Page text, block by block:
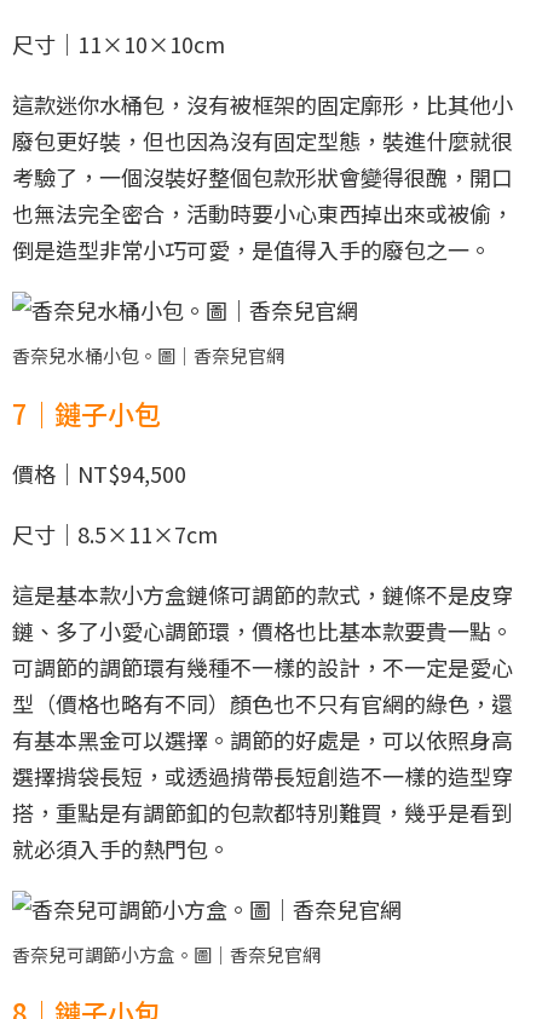
尺寸｜11×10×10cm
這款迷你水桶包，沒有被框架的固定廓形，比其他小
廢包更好裝，但也因為沒有固定型態，裝進什麼就很
考驗了，一個沒裝好整個包款形狀會變得很醜，開口
也無法完全密合，活動時要小心東西掉出來或被偷，
倒是造型非常小巧可愛，是值得入手的廢包之一。
香奈兒水桶小包。圖｜香奈兒官網
7｜鏈子小包
價格｜NT$94,500
尺寸｜8.5×11×7cm
這是基本款小方盒鏈條可調節的款式，鏈條不是皮穿
鏈、多了小愛心調節環，價格也比基本款要貴一點。
可調節的調節環有幾種不一樣的設計，不一定是愛心
型（價格也略有不同）顏色也不只有官網的綠色，還
有基本黑金可以選擇。調節的好處是，可以依照身高
選擇揹袋長短，或透過揹帶長短創造不一樣的造型穿
搭，重點是有調節釦的包款都特別難買，幾乎是看到
就必須入手的熱門包。
香奈兒可調節小方盒。圖｜香奈兒官網